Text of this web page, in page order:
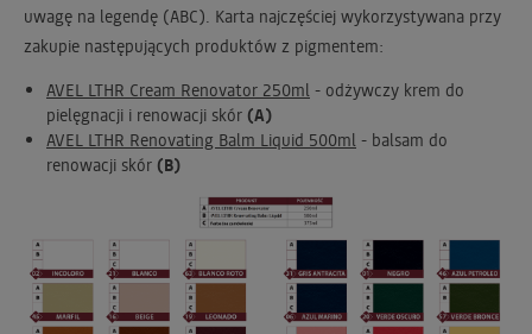
uwagę na legendę (ABC). Karta najczęściej wykorzystywana przy
zakupie następujących produktów z pigmentem:
AVEL LTHR Cream Renovator 250ml - odżywczy krem do
pielęgnacji i renowacji skór (A)
AVEL LTHR Renovating Balm Liquid 500ml - balsam do
renowacji skór (B)